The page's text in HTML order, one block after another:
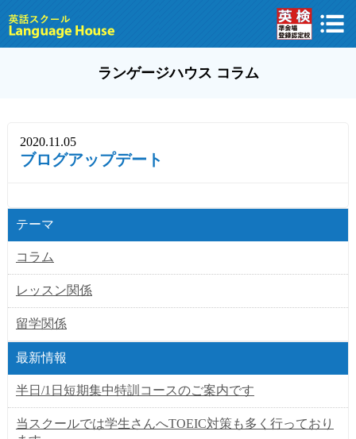
ランゲージハウス コラム
2020.11.05
ブログアップデート
テーマ
コラム
レッスン関係
留学関係
最新情報
半日/1日短期集中特訓コースのご案内です
当スクールでは学生さんへTOEIC対策も多く行っており